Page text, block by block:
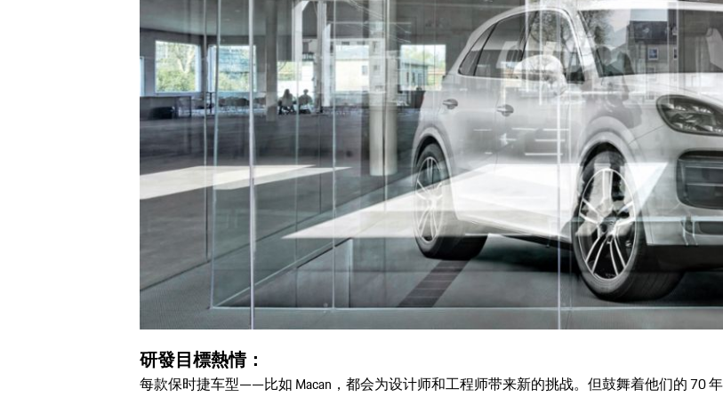
研發目標熱情：
每款保时捷车型——比如 Macan，都会为设计师和工程师带来新的挑战。但鼓舞着他们的 70